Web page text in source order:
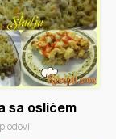
sa oslićem